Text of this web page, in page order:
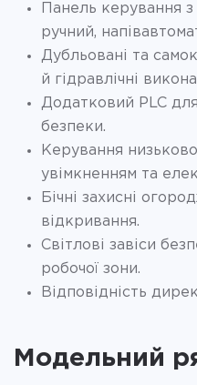
Панель керування
ручний,
Дубльовані та
й гідравлічні
Додатковий PLC
безпеки.
Керування
увімкненням та
Бічні захисні
відкривання.
Світлові завіси
робочої зони.
Відповідність
Модельний